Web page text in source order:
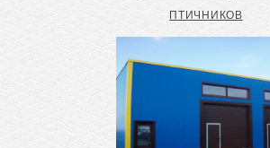
ПТИЧНИКОВ